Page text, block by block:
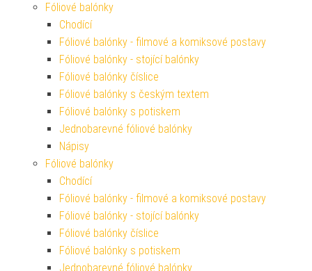
Fóliové balónky
Chodící
Fóliové balónky - filmové a komiksové postavy
Fóliové balónky - stojící balónky
Fóliové balónky číslice
Fóliové balónky s českým textem
Fóliové balónky s potiskem
Jednobarevné fóliové balónky
Nápisy
Fóliové balónky
Chodící
Fóliové balónky - filmové a komiksové postavy
Fóliové balónky - stojící balónky
Fóliové balónky číslice
Fóliové balónky s potiskem
Jednobarevné fóliové balónky